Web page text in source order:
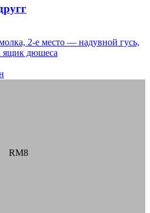
2-е место — надувной гусь,
ящик дюшеса
RM8